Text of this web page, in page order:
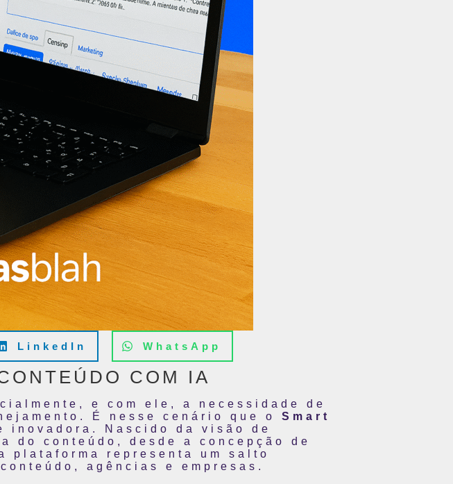
LinkedIn WhatsApp
COM IA
e com ele, a necessidade de
É nesse cenário que o Smart
inovadora. Nascido da visão de
do conteúdo, desde a concepção de
plataforma representa um salto
agências e empresas.